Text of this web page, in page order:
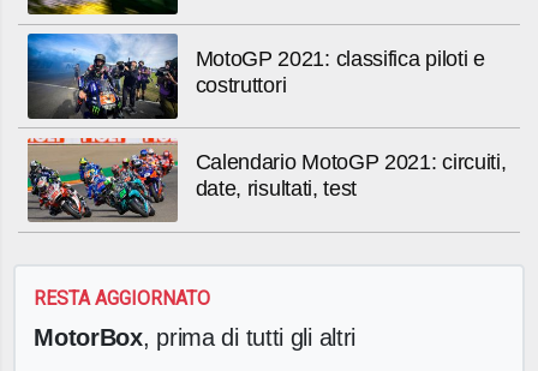
MotoGP 2021: classifica piloti e
costruttori
Calendario MotoGP 2021: circuiti,
date, risultati, test
RESTA AGGIORNATO
MotorBox, prima di tutti gli altri